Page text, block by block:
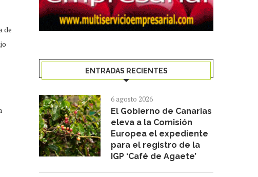
de
ENTRADAS RECIENTES
6 agosto 2026
El Gobierno de Canarias
eleva a la Comisión
Europea el expediente
para el registro de la
IGP ‘Café de Agaete’